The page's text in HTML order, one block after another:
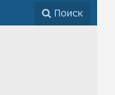
Поиск